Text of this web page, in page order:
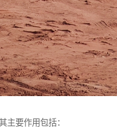
主要作用包括：